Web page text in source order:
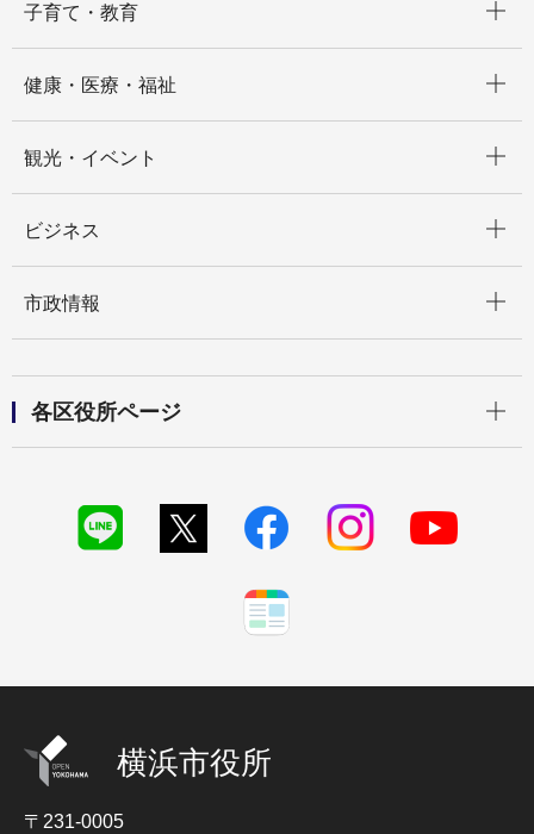
子育て・教育
健康・医療・福祉
観光・イベント
ビジネス
市政情報
各区役所ページ
横浜市役所
〒231-0005